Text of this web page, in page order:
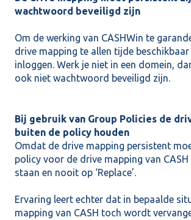
wachtwoord beveiligd zijn
Om de werking van CASHWin te
drive mapping te allen tijde
inloggen. Werk je niet in een domein,
ook niet wachtwoord beveiligd zijn.
Bij gebruik van Group Policies de
buiten de policy houden
Omdat de drive mapping persistent
policy voor de drive mapping van CASH
staan en nooit op ‘Replace’.
Ervaring leert echter dat in bepaalde
mapping van CASH toch wordt